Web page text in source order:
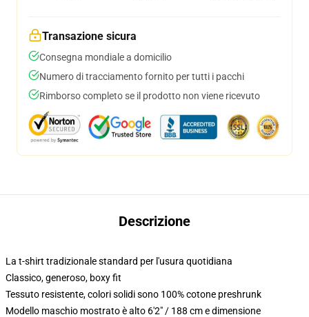
Transazione sicura
Consegna mondiale a domicilio
Numero di tracciamento fornito per tutti i pacchi
Rimborso completo se il prodotto non viene ricevuto
Descrizione
La t-shirt tradizionale standard per l'usura quotidiana
Classico, generoso, boxy fit
Tessuto resistente, colori solidi sono 100% cotone preshrunk
Modello maschio mostrato è alto 6'2" / 188 cm e dimensione